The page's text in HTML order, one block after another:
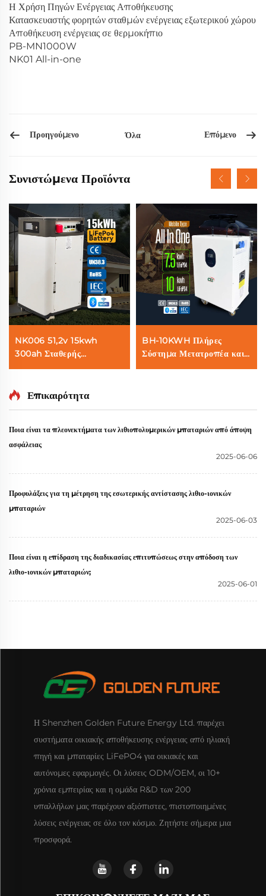
Η Χρήση Πηγών Ενέργειας Αποθήκευσης
Κατασκευαστής φορητών σταθμών ενέργειας εξωτερικού χώρου
Αποθήκευση ενέργειας σε θερμοκήπιο
PB-MN1000W
NK01 All-in-one
Προηγούμενο Όλα Επόμενο
Συνιστώμενα Προϊόντα
NK006 51,2v 15kwh
300ah Σταθερής
Εγκατάστασης
Οικιακό Σύστημα
και Οθόνη Αφής
BH-10KWH Πλήρες
Σύστημα Μετατροπέα και
51,2v 7,5KWH 10KWH
Επικαιρότητα
Ποια είναι τα πλεονεκτήματα των λιθιοπολυμερικών μπαταριών από άποψη
ασφάλειας
2025-06-06
Προφυλάξεις για τη μέτρηση της εσωτερικής αντίστασης λιθιο-ιονικών
μπαταριών
2025-06-03
Ποια είναι η επίδραση της διαδικασίας επιτυπώσεως στην απόδοση των
λιθιο-ιονικών μπαταριών;
2025-06-01
Η Shenzhen Golden Future Energy Ltd. παρέχει
συστήματα οικιακής αποθήκευσης ενέργειας από ηλιακή
πηγή και μπαταρίες LiFePO4 για οικιακές και
αυτόνομες εφαρμογές. Οι λύσεις ODM/OEM, οι 10+
χρόνια εμπειρίας και η ομάδα R&D των 200
υπαλλήλων μας παρέχουν αξιόπιστες, πιστοποιημένες
λύσεις ενέργειας σε όλο τον κόσμο. Ζητήστε σήμερα μια
προσφορά.